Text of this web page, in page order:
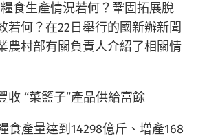
食生產情況若何？鞏固拓展脫
若何？在22日舉行的國新辦新聞
農村部有關負責人介紹了相關情
收 “菜籃子”產品供給富餘
食產量達到14298億斤、增產168